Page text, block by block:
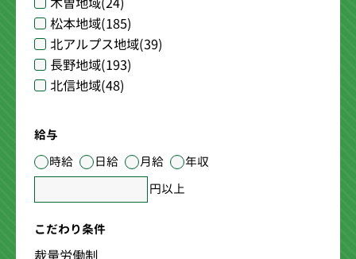
松本地域(185)
北アルプス地域(39)
長野地域(193)
北信地域(48)
給与
時給
日給 月給
年収
円以上
こだわり条件